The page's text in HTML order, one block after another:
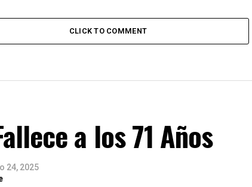
CLICK TO COMMENT
a los 71 Años
24, 2025